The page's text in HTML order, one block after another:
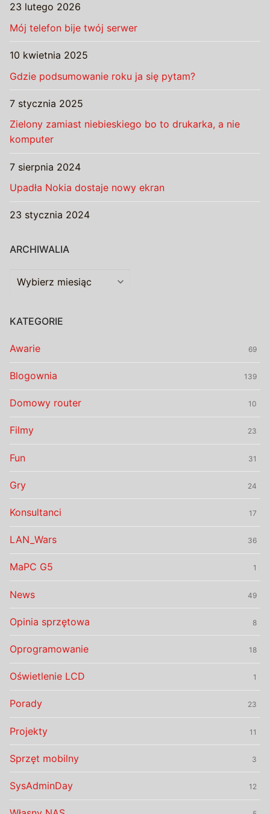
23 lutego 2026
Mój telefon bije twój serwer
10 kwietnia 2025
Gdzie podsumowanie roku ja się pytam?
7 stycznia 2025
Zielony zamiast niebieskiego bo to drukarka, a nie
komputer
7 sierpnia 2024
Upadła Nokia dostaje nowy ekran
23 stycznia 2024
ARCHIWALIA
Archiwalia
KATEGORIE
Awarie 69
Blogownia 139
Domowy router 10
Filmy 23
Fun 31
Gry 24
Konsultanci 17
LAN_Wars 36
MaPC G5 1
News 49
Opinia sprzętowa 8
Oprogramowanie 18
Oświetlenie LCD 1
Porady 23
Projekty 11
Sprzęt mobilny 3
SysAdminDay 12